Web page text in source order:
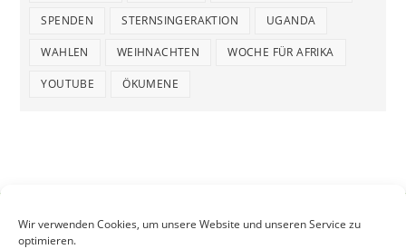
Wir verwenden Cookies, um unsere Website und unseren Service zu
optimieren.
SPENDEN STERNSINGERAKTION UGANDA
WAHLEN WEIHNACHTEN WOCHE FÜR AFRIKA
YOUTUBE ÖKUMENE